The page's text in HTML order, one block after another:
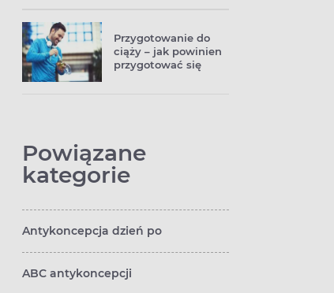
Przygotowanie do
ciąży – jak powinien
przygotować się
Powiązane
kategorie
Antykoncepcja dzień po
ABC antykoncepcji